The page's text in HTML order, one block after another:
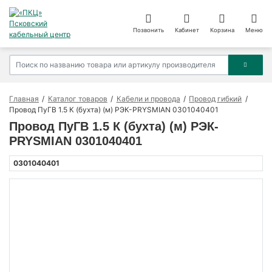
Позвонить Кабинет Корзина Меню
Главная Каталог товаров Кабели и провода
Провод гибкий
Провод ПуГВ 1.5 К (бухта) (м) РЭК-PRYSMIAN 0301040401
Провод ПуГВ 1.5 К (бухта) (м) РЭК-
PRYSMIAN 0301040401
0301040401